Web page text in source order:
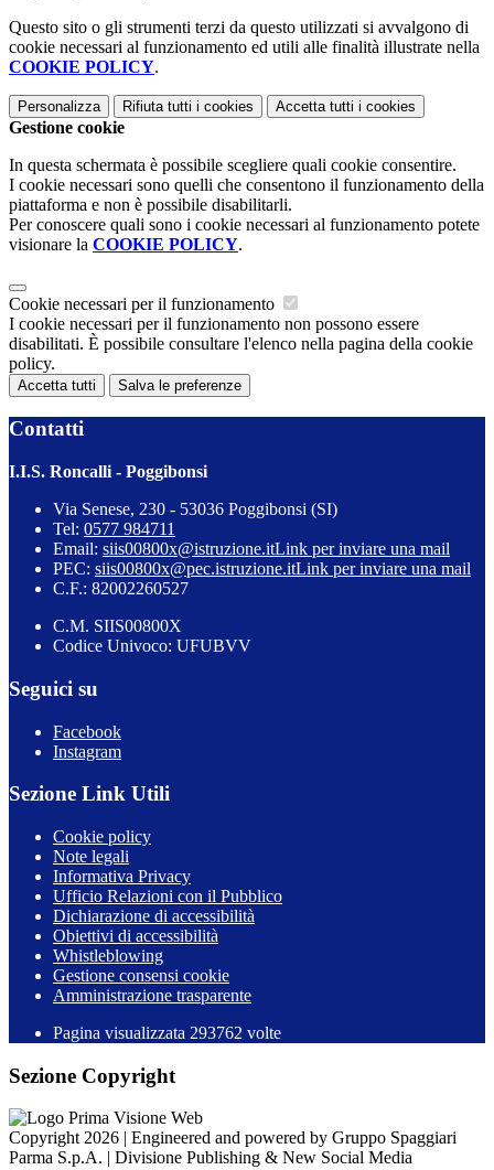
Questo sito o gli strumenti terzi da questo utilizzati si avvalgono di
cookie necessari al funzionamento ed utili alle finalità illustrate nella
COOKIE POLICY.
Personalizza Rifiuta tutti i cookies Accetta tutti i cookies
Gestione cookie
In questa schermata è possibile scegliere quali cookie consentire.
I cookie necessari sono quelli che consentono il funzionamento della
piattaforma e non è possibile disabilitarli.
Per conoscere quali sono i cookie necessari al funzionamento potete
visionare la COOKIE POLICY.
Cookie necessari per il funzionamento
I cookie necessari per il funzionamento non possono essere
disabilitati. È possibile consultare l'elenco nella pagina della cookie
policy.
Accetta tutti Salva le preferenze
Contatti
I.I.S. Roncalli - Poggibonsi
Via Senese, 230 - 53036 Poggibonsi (SI)
Tel: 0577 984711
Email: siis00800x@istruzione.itLink per inviare una mail
PEC: siis00800x@pec.istruzione.itLink per inviare una mail
C.F.: 82002260527
C.M. SIIS00800X
Codice Univoco: UFUBVV
Seguici su
Facebook
Instagram
Sezione Link Utili
Cookie policy
Note legali
Informativa Privacy
Ufficio Relazioni con il Pubblico
Dichiarazione di accessibilità
Obiettivi di accessibilità
Whistleblowing
Gestione consensi cookie
Amministrazione trasparente
Pagina visualizzata 293762 volte
Sezione Copyright
Copyright 2026 | Engineered and powered by Gruppo Spaggiari
Parma S.p.A. | Divisione Publishing & New Social Media